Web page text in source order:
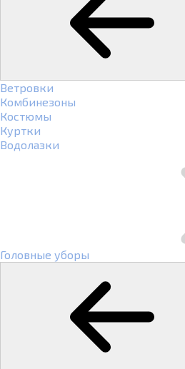
Ветровки
Комбинезоны
Костюмы
Куртки
Водолазки
Головные уборы